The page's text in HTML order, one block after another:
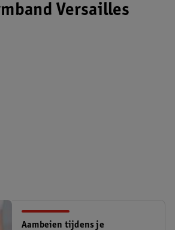
Versailles
Aambeien tijdens je